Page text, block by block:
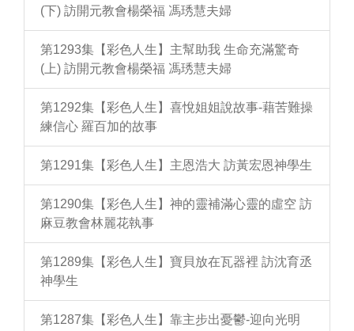
(下) 訪開元教會楊榮福 馮琇慧夫婦
第1293集【彩色人生】主幫助我 生命充滿驚奇
(上) 訪開元教會楊榮福 馮琇慧夫婦
第1292集【彩色人生】喜悅姐姐說故事-藉苦難操
練信心 羅百加的故事
第1291集【彩色人生】主恩浩大 訪黃宏恩神學生
第1290集【彩色人生】神的靈補滿心靈的虛空 訪
麻豆教會林麗花執事
第1289集【彩色人生】寶貝放在瓦器裡 訪沈育丞
神學生
第1287集【彩色人生】靠主步出憂鬱-迎向光明